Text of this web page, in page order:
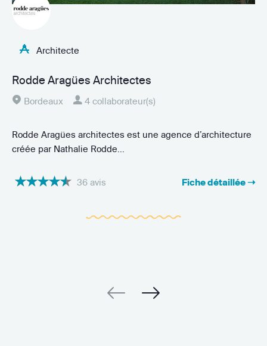
Architecte
Rodde Aragües Architectes
Bordeaux 4 collaborateur(s)
Rodde Aragües architectes est une agence d’architecture
créée par Nathalie Rodde...
36 avis Fiche détaillée ➝